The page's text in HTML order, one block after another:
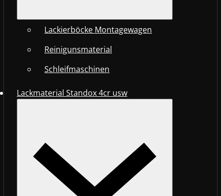
Lackierböcke Montagewagen
Reinigunsmaterial
Schleifmaschinen
Lackmaterial Standox 4cr usw